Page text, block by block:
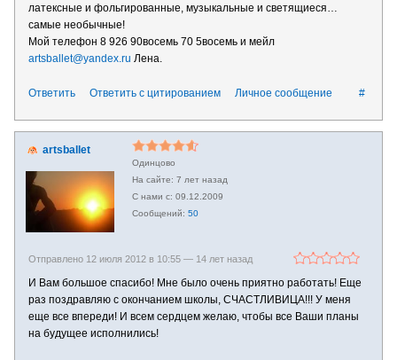
латексные и фольгированные, музыкальные и светящиеся…
самые необычные!
Мой телефон 8 926 90восемь 70 5восемь и мейл
artsballet@yandex.ru Лена.
#
Ответить Ответить с цитированием Личное сообщение
artsballet
Одинцово
7 лет назад
09.12.2009
50
Отправлено 12 июля 2012 в 10:55 — 14 лет назад
И Вам большое спасибо! Мне было очень приятно работать! Еще
раз поздравляю с окончанием школы, СЧАСТЛИВИЦА!!! У меня
еще все впереди! И всем сердцем желаю, чтобы все Ваши планы
на будущее исполнились!